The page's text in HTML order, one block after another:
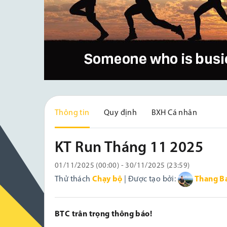
Thông tin Quy định BXH Cá nhân
KT Run Tháng 11 2025
01/11/2025 (00:00) - 30/11/2025 (23:59)
Thử thách Chạy bộ | Được tạo bởi: Thang
BTC trân trọng thông báo!